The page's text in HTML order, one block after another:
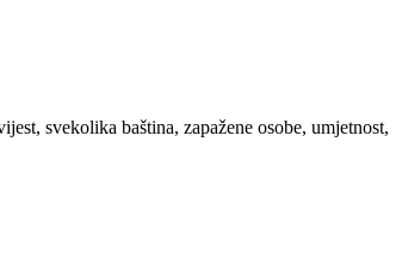
svekolika baština, zapažene osobe, umjetnost,